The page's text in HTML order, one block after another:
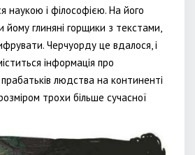
наукою і філософією. На його
йому глиняні горщики з текстами,
Черчуорду це вдалося, і
інформація про
людства на континенті
трохи більше сучасної